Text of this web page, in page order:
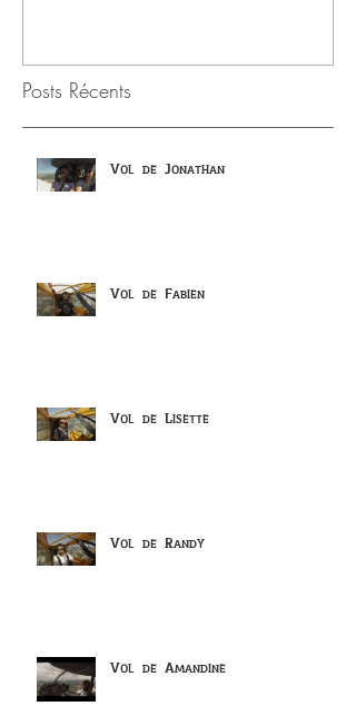
Posts Récents
Vol de Jonathan
Vol de Fabien
Vol de Lisette
Vol de Randy
Vol de Amandine